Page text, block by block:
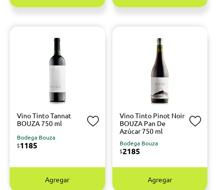
Vino Tinto Tannat
BOUZA 750 ml
Bodega Bouza
$1185
Agregar
Vino Tinto Pinot Noir
BOUZA Pan De
Azúcar 750 ml
Bodega Bouza
$2185
Agregar